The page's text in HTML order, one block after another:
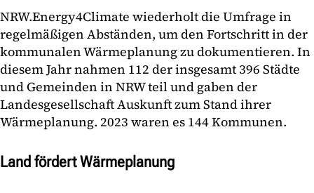
NRW.Energy4Climate wiederholt die Umfrage in
regelmäßigen Abständen, um den Fortschritt in der
kommunalen Wärmeplanung zu dokumentieren. In
diesem Jahr nahmen 112 der insgesamt 396 Städte
und Gemeinden in NRW teil und gaben der
Landesgesellschaft Auskunft zum Stand ihrer
Wärmeplanung. 2023 waren es 144 Kommunen.
Land fördert Wärmeplanung